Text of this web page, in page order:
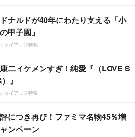
ナルドが40年にわたり支える「小
甲子園」
タイアップ特集
二イケメンすぎ！純愛『（LOVE S
』
タイアップ特集
につき再び！ファミマ名物45％増
ンペーン